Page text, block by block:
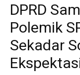
DPRD
Polemik
Sekadar